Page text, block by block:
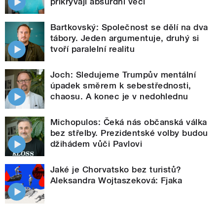
Bartkovský: Společnost se dělí na dva
tábory. Jeden argumentuje, druhý si
tvoří paralelní realitu
Joch: Sledujeme Trumpův mentální
úpadek směrem k sebestřednosti,
chaosu. A konec je v nedohlednu
Michopulos: Čeká nás občanská válka
bez střelby. Prezidentské volby budou
džihádem vůči Pavlovi
Jaké je Chorvatsko bez turistů?
Aleksandra Wojtaszeková: Fjaka